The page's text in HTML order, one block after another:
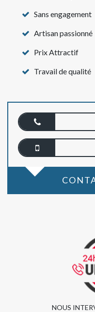
Sans engagement
Artisan passionné
Prix Attractif
Travail de qualité
NOUS